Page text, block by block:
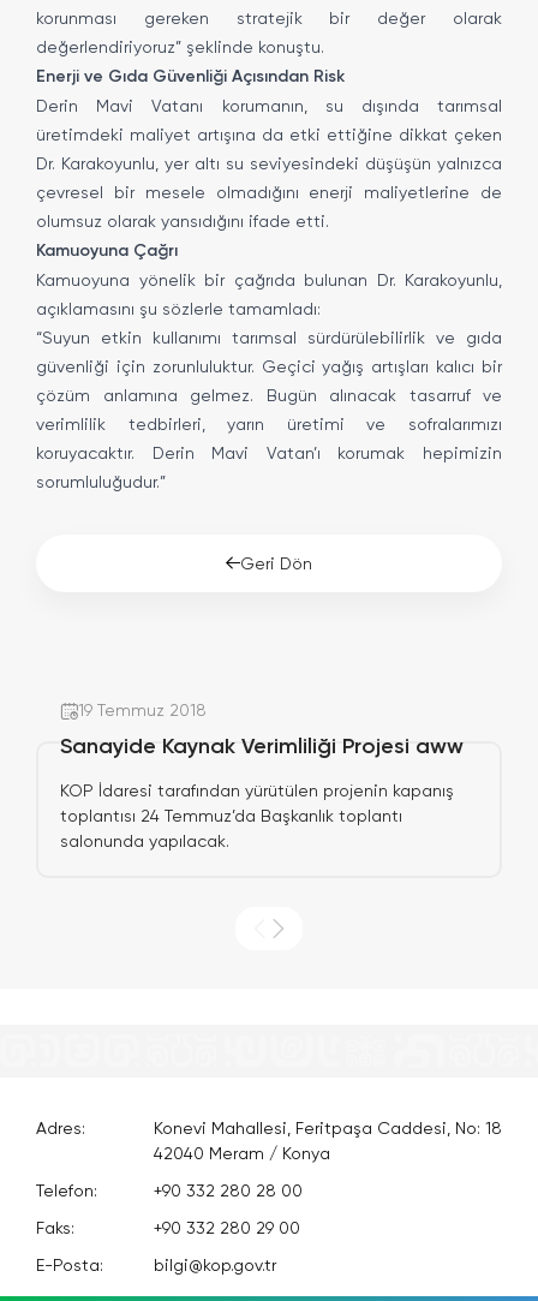
korunması gereken stratejik bir değer olarak
değerlendiriyoruz” şeklinde konuştu.
Enerji ve Gıda Güvenliği Açısından Risk
Derin Mavi Vatanı korumanın, su dışında tarımsal
üretimdeki maliyet artışına da etki ettiğine dikkat çeken
Dr. Karakoyunlu, yer altı su seviyesindeki düşüşün yalnızca
çevresel bir mesele olmadığını enerji maliyetlerine de
olumsuz olarak yansıdığını ifade etti.
Kamuoyuna Çağrı
Kamuoyuna yönelik bir çağrıda bulunan Dr. Karakoyunlu,
açıklamasını şu sözlerle tamamladı:
“Suyun etkin kullanımı tarımsal sürdürülebilirlik ve gıda
güvenliği için zorunluluktur. Geçici yağış artışları kalıcı bir
çözüm anlamına gelmez. Bugün alınacak tasarruf ve
verimlilik tedbirleri, yarın üretimi ve sofralarımızı
koruyacaktır. Derin Mavi Vatan’ı korumak hepimizin
sorumluluğudur.”
Geri Dön
19 Temmuz 2018
Sanayide Kaynak Verimliliği Projesi aww
KOP İdaresi tarafından yürütülen projenin kapanış
toplantısı 24 Temmuz’da Başkanlık toplantı
salonunda yapılacak.
Adres:
Konevi Mahallesi, Feritpaşa Caddesi, No: 18
42040 Meram / Konya
Telefon:
+90 332 280 28 00
Faks:
+90 332 280 29 00
E-Posta:
bilgi@kop.gov.tr